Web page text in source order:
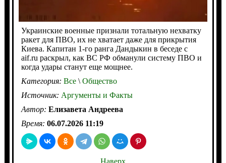
Украинские военные признали тотальную нехватку
ракет для ПВО, их не хватает даже для прикрытия
Киева. Капитан 1-го ранга Дандыкин в беседе с
aif.ru раскрыл, как ВС РФ обманули систему ПВО и
когда удары станут еще мощнее.
Категория: Все\Общество
Источник: Аргументы и Факты
Автор: Елизавета Андреева
Время: 06.07.2026 11:19
Наверх